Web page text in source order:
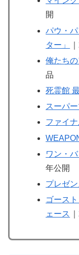
開
パウ・
ター」
俺たち
品
死霊館
スーパ
ファイ
ワン・
年公開
プレゼ
ゴース
ェース